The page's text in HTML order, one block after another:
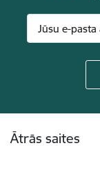
Ātrās saites